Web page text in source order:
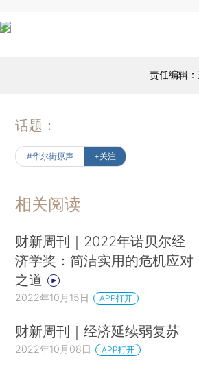
责任编辑
话题：
#华尔街原声 +关注
相关阅读
财新周刊｜2022年诺贝尔经
济学奖：简洁实用的危机应对
之道
2022年10月15日 APP打开
财新周刊｜经济延续弱复苏
2022年10月08日 APP打开